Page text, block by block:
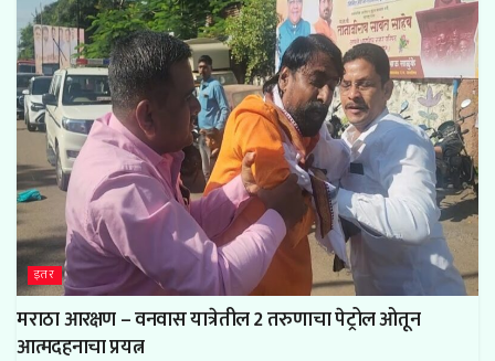
इतर
मराठा आरक्षण – वनवास यात्रेतील 2 तरुणाचा पेट्रोल ओतून
आत्मदहनाचा प्रयत्न